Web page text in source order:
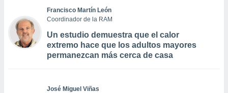
Francisco Martín León
Coordinador de la RAM
Un estudio demuestra que el calor
extremo hace que los adultos mayores
permanezcan más cerca de casa
José Miguel Viñas